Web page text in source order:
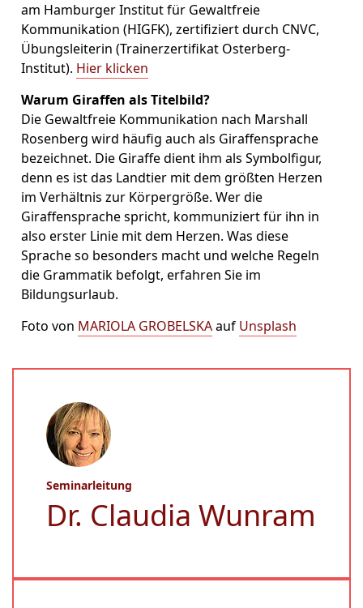
am Hamburger Institut für Gewaltfreie
Kommunikation (HIGFK), zertifiziert durch CNVC,
Übungsleiterin (Trainerzertifikat Osterberg-
Institut). Hier klicken
Warum Giraffen als Titelbild?
Die Gewaltfreie Kommunikation nach Marshall
Rosenberg wird häufig auch als Giraffensprache
bezeichnet. Die Giraffe dient ihm als Symbolfigur,
denn es ist das Landtier mit dem größten Herzen
im Verhältnis zur Körpergröße. Wer die
Giraffensprache spricht, kommuniziert für ihn in
also erster Linie mit dem Herzen. Was diese
Sprache so besonders macht und welche Regeln
die Grammatik befolgt, erfahren Sie im
Bildungsurlaub.
Foto von MARIOLA GROBELSKAauf Unsplash
Seminarleitung
Dr. Claudia Wunram